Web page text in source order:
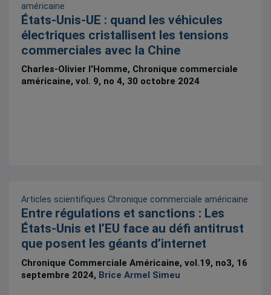
américaine
États-Unis-UE : quand les véhicules
électriques cristallisent les tensions
commerciales avec la Chine
Charles-Olivier l'Homme, Chronique commerciale
américaine, vol. 9, no 4, 30 octobre 2024
Articles scientifiques Chronique commerciale américaine
Entre régulations et sanctions : Les
États-Unis et l’EU face au défi antitrust
que posent les géants d’internet
Chronique Commerciale Américaine, vol.19, no3, 16
septembre 2024, Brice Armel Simeu